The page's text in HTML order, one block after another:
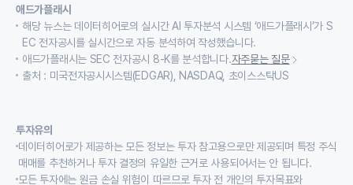
애드가플래시
해당 뉴스는 데이터히어로의 실시간 AI 투자분석 시스템 ‘애드가플래시’가 S
EC 전자공시를 실시간으로 자동 분석하여 작성했습니다.
애드가플래시는 SEC 전자공시 8-K를 분석합니다.자주묻는 질문
출처 : 미국전자공시시스템(EDGAR), NASDAQ, 초이스스탁US
투자유의
데이터히어로가 제공하는 모든 정보는 투자 참고용으로만 제공되며 특정 주식
매매를 추천하거나 투자 결정의 유일한 근거로 사용되어서는 안 됩니다.
모든 투자에는 원금 손실 위험이 따르므로 투자 전 개인의 투자목표와